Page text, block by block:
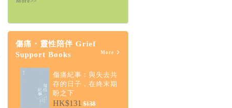
傷痛・靈性陪伴 Grief
Support Books
More
傷痛紀事：與失去共
存的日子，在終末期
盼之下
HK$131 $138